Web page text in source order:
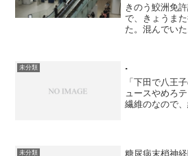
するなら殺
きのう鮫洲免
で、きょうま
た。混んでい
未分類 .
「下田で八王
ュースやめろ
繊維のなので
発見したことじ
未分類
糖尿病末梢神